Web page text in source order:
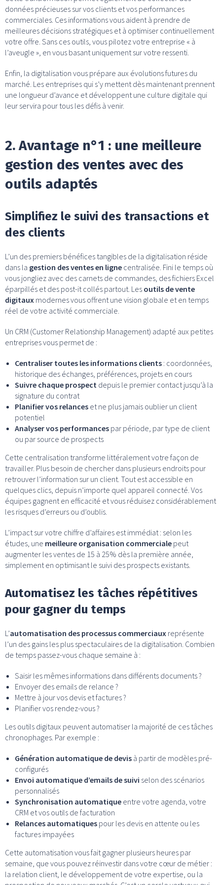
données précieuses sur vos clients et vos performances
commerciales. Ces informations vous aident à prendre de
meilleures décisions stratégiques et à optimiser continuellement
votre offre. Sans ces outils, vous pilotez votre entreprise « à
l’aveugle », en vous basant uniquement sur votre ressenti.
Enfin, la digitalisation vous prépare aux évolutions futures du
marché. Les entreprises qui s’y mettent dès maintenant prennent
une longueur d’avance et développent une culture digitale qui
leur servira pour tous les défis à venir.
2. Avantage n°1 : une meilleure
gestion des ventes avec des
outils adaptés
Simplifiez le suivi des transactions et
des clients
L’un des premiers bénéfices tangibles de la digitalisation réside
dans la gestion des ventes en ligne centralisée. Fini le temps où
vous jongliez avec des carnets de commandes, des fichiers Excel
éparpillés et des post-it collés partout. Les outils de vente
digitaux modernes vous offrent une vision globale et en temps
réel de votre activité commerciale.
Un CRM (Customer Relationship Management) adapté aux petites
entreprises vous permet de :
Centraliser toutes les informations clients : coordonnées,
historique des échanges, préférences, projets en cours
Suivre chaque prospect depuis le premier contact jusqu’à la
signature du contrat
Planifier vos relances et ne plus jamais oublier un client
potentiel
Analyser vos performances par période, par type de client
ou par source de prospects
Cette centralisation transforme littéralement votre façon de
travailler. Plus besoin de chercher dans plusieurs endroits pour
retrouver l’information sur un client. Tout est accessible en
quelques clics, depuis n’importe quel appareil connecté. Vos
équipes gagnent en efficacité et vous réduisez considérablement
les risques d’erreurs ou d’oublis.
L’impact sur votre chiffre d’affaires est immédiat : selon les
études, une meilleure organisation commerciale peut
augmenter les ventes de 15 à 25% dès la première année,
simplement en optimisant le suivi des prospects existants.
Automatisez les tâches répétitives
pour gagner du temps
L’automatisation des processus commerciaux représente
l’un des gains les plus spectaculaires de la digitalisation. Combien
de temps passez-vous chaque semaine à :
Saisir les mêmes informations dans différents documents ?
Envoyer des emails de relance ?
Mettre à jour vos devis et factures ?
Planifier vos rendez-vous ?
Les outils digitaux peuvent automatiser la majorité de ces tâches
chronophages. Par exemple :
Génération automatique de devis à partir de modèles pré-
configurés
Envoi automatique d’emails de suivi selon des scénarios
personnalisés
Synchronisation automatique entre votre agenda, votre
CRM et vos outils de facturation
Relances automatiques pour les devis en attente ou les
factures impayées
Cette automatisation vous fait gagner plusieurs heures par
semaine, que vous pouvez réinvestir dans votre cœur de métier :
la relation client, le développement de votre expertise, ou la